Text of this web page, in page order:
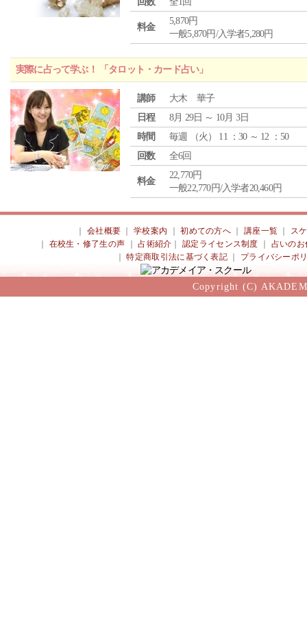
料金
5,870円
一般5,870円/入学者5,280円
実際に占って学ぶ！ 「タロット・カード占い」
講師
大木 華子
日程
8月 29日 ～ 10月 3日
時間
毎週 （火 ） 11 ：30 ～ 12 ：50
回数
全6回
料金
22,770円
一般22,770円/入学者20,460円
会社概要 ｜学校案内 ｜初めての方へ 講座一覧
ス
在校生・修了生の声 ｜占術紹介 ｜認定ライセンス制度
占いのお
｜特定商取引法に基づく表記 プライバシーポ
Copyright (C)